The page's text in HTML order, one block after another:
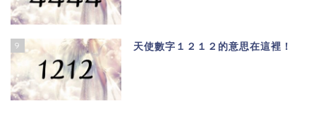
9 天使數字１２１２的意思在這裡！